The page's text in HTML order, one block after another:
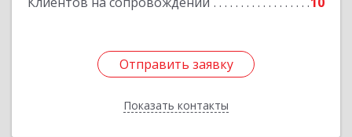
Отправить заявку
Показать контакты
Отправить заявку
Назад